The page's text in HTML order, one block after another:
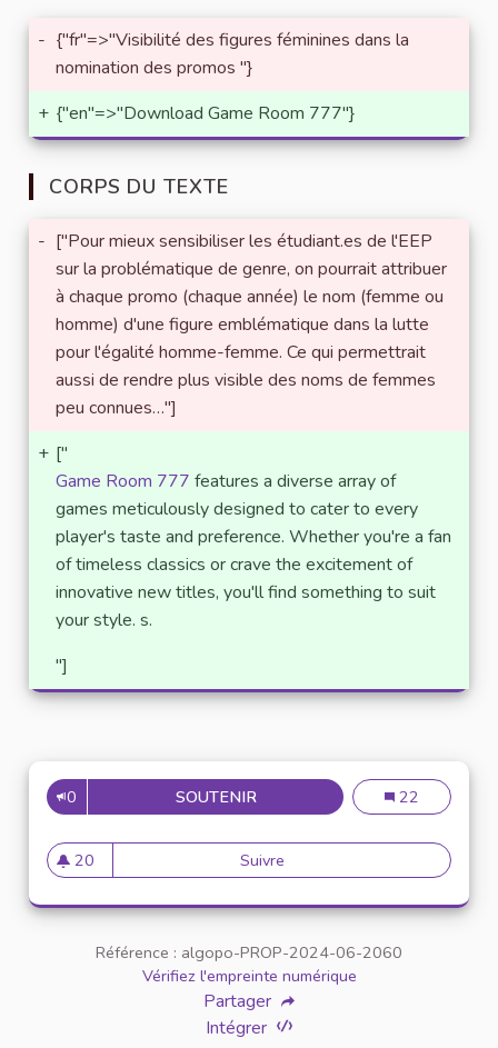
- {"fr"=>"Visibilité des figures féminines dans la
nomination des promos "}
+ {"en"=>"Download Game Room 777"}
CORPS DU TEXTE
- ["Pour mieux sensibiliser les étudiant.es de l'EEP
sur la problématique de genre, on pourrait attribuer
à chaque promo (chaque année) le nom (femme ou
homme) d'une figure emblématique dans la lutte
pour l'égalité homme-femme. Ce qui permettrait
aussi de rendre plus visible des noms de femmes
peu connues…"]
+ ["
Game Room 777 features a diverse array of
games meticulously designed to cater to every
player's taste and preference. Whether you're a fan
of timeless classics or crave the excitement of
innovative new titles, you'll find something to suit
your style. s.
"]
0 SOUTENIRDOWNLOAD GAME ROOM 777
Download
22
20
20 abonnés
Suivre Download Game Room 777
Référence : algopo-PROP-2024-06-2060
Vérifiez l'empreinte numérique
Partager
Intégrer